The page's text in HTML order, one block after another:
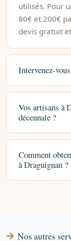
utilisés. Pour
80€ et 200€
devis gratuit
Intervenez-
Vos artisans à
décennale ?
Comment
à Draguignan ?
Nos autres